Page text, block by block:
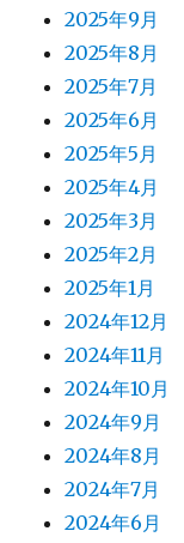
2025年9月
2025年8月
2025年7月
2025年6月
2025年5月
2025年4月
2025年3月
2025年2月
2025年1月
2024年12月
2024年11月
2024年10月
2024年9月
2024年8月
2024年7月
2024年6月